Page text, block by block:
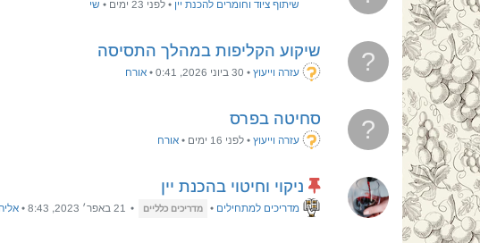
שיתוף ציוד וחומרים להכנת יין •לפני 23 ימים • שי
? שיקוע הקליפות במהלך התסיסה
עזרה וייעוץ • 30 ביוני 2026, 0:41 •אורח
? סחיטה בפרס
עזרה וייעוץ •לפני 16 ימים •אורח
ניקוי וחיטוי בהכנת יין
מדריכים למתחילים • מדריכים כלליים • 21 באפר׳ 2023, 8:43 •